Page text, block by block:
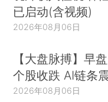
已启动(含视频)
2026年08月06日
【大盘脉搏】早
个股收跌 AI链条
2026年08月06日